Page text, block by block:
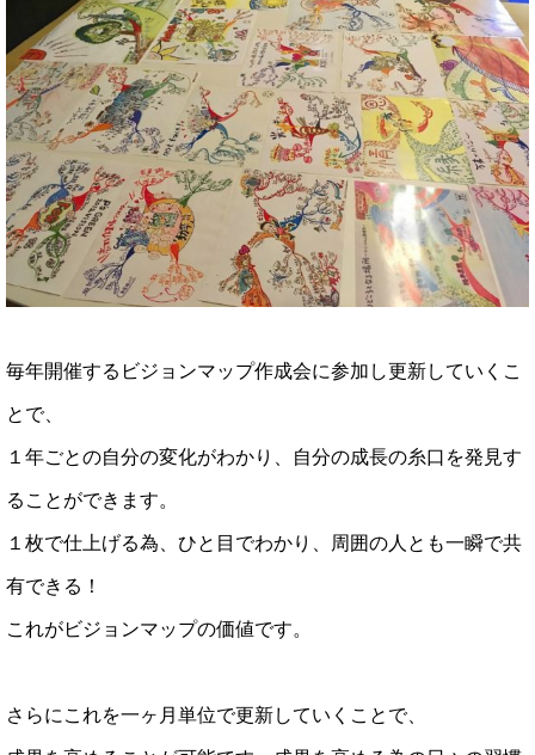
毎年開催するビジョンマップ作成会に参加し更新していくこ
とで、
１年ごとの自分の変化がわかり、自分の成長の糸口を発見す
ることができます。
１枚で仕上げる為、ひと目でわかり、周囲の人とも一瞬で共
有できる！
これがビジョンマップの価値です。
さらにこれを一ヶ月単位で更新していくことで、